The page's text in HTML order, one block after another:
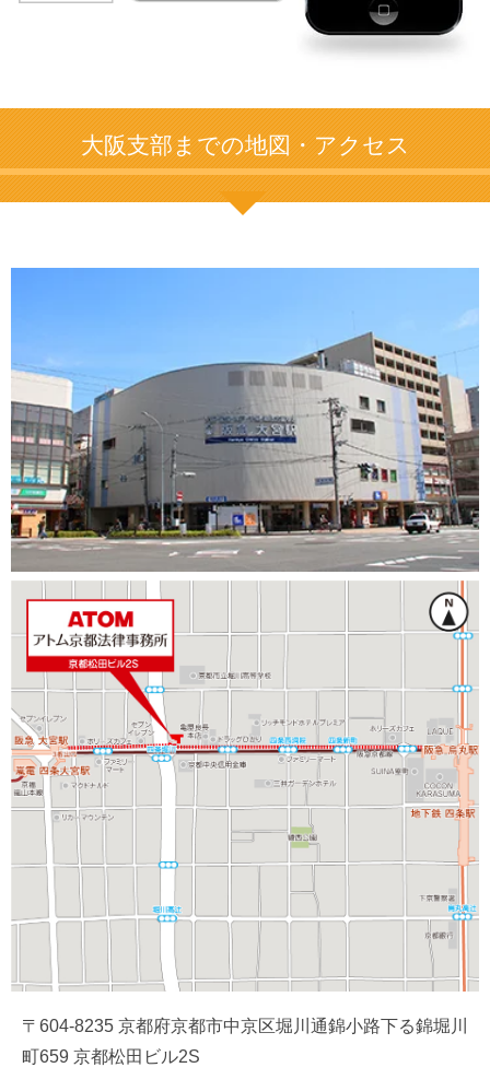
大阪支部までの地図・アクセス
〒604-8235 京都府京都市中京区堀川通錦小路下る錦堀川
町659 京都松田ビル2S